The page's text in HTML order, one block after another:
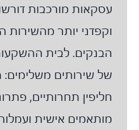
עסקאות מורכבות דורשות
וקפדני יותר מהשירות
הבנקים. לבית ההשקעות
של שירותים משלימים:
חליפין תחרותיים, פתרונות
מותאמים אישית ועמלות